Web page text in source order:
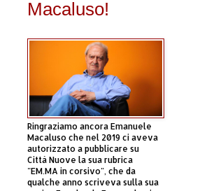
Macaluso!
Ringraziamo ancora Emanuele
Macaluso che nel 2019 ci aveva
autorizzato a pubblicare su
Città Nuove la sua rubrica
"EM.MA in corsivo", che da
qualche anno scriveva sulla sua